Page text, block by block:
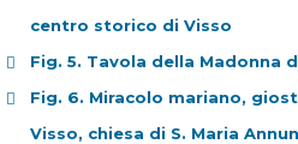
centro storico di Visso
Fig. 5. Tavola della Madonna
Fig. 6. Miracolo mariano,
Visso, chiesa di S. Maria